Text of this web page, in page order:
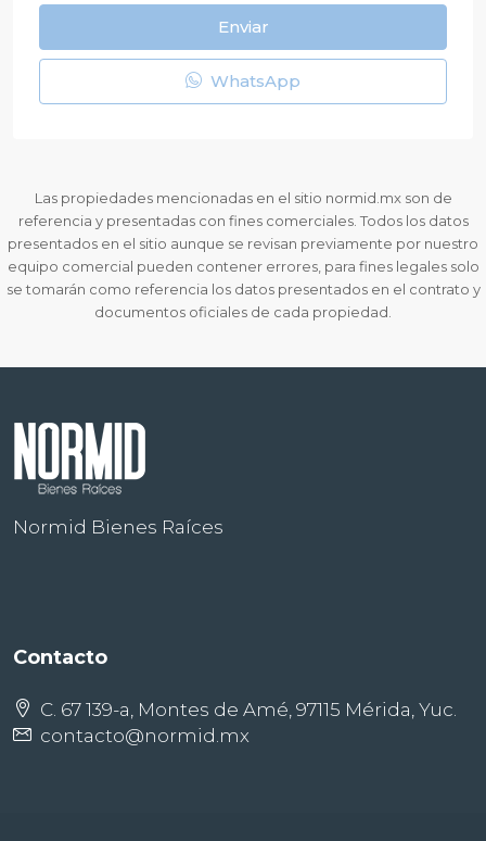
Enviar
WhatsApp
Las propiedades mencionadas en el sitio normid.mx son de
referencia y presentadas con fines comerciales. Todos los datos
presentados en el sitio aunque se revisan previamente por nuestro
equipo comercial pueden contener errores, para fines legales solo
se tomarán como referencia los datos presentados en el contrato y
documentos oficiales de cada propiedad.
Normid Bienes Raíces
Contacto
C. 67 139-a, Montes de Amé, 97115 Mérida, Yuc.
contacto@normid.mx